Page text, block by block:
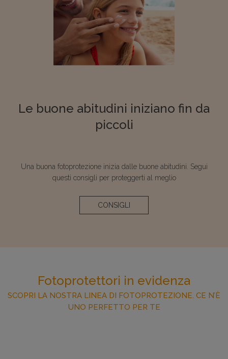
Le buone abitudini iniziano fin da
piccoli
Una buona fotoprotezione inizia dalle buone abitudini. Segui
questi consigli per proteggerti al meglio
CONSIGLI
Fotoprotettori in evidenza
SCOPRI LA NOSTRA LINEA DI FOTOPROTEZIONE. CE N’È
UNO PERFETTO PER TE